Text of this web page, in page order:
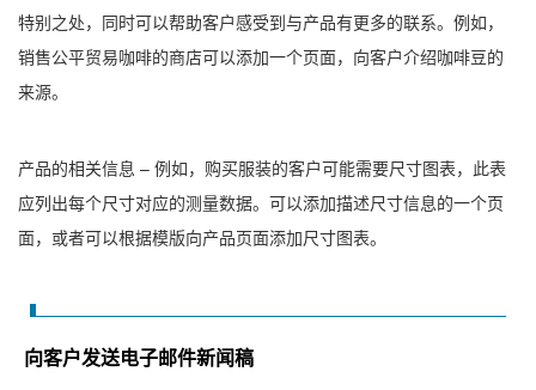
特别之处，同时可以帮助客户感受到与产品有更多的联系。例如，
销售公平贸易咖啡的商店可以添加一个页面，向客户介绍咖啡豆的
来源。
产品的相关信息 – 例如，购买服装的客户可能需要尺寸图表，此表
应列出每个尺寸对应的测量数据。可以添加描述尺寸信息的一个页
面，或者可以根据模版向产品页面添加尺寸图表。
向客户发送电子邮件新闻稿